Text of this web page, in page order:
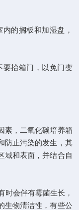
的搁板和加湿盘，
抬箱门，以免门变
，二氧化碳培养箱
防止污染的发生，其
域和表面，并结合自
会伴有霉菌生长，
生物清洁性，有些公